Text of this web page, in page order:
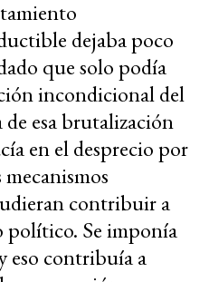
dejaba poco
que solo podía
incondicional del
esa brutalización
en el desprecio por
contribuir a
Se imponía
eso contribuía a